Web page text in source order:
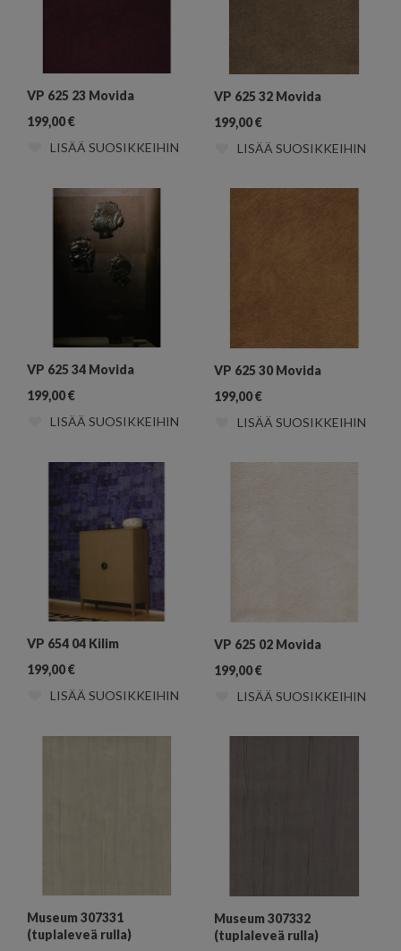
VP 625 23 Movida
199,00€
LISÄÄ SUOSIKKEIHIN
VP 625 32 Movida
199,00€
LISÄÄ SUOSIKKEIHIN
VP 625 34 Movida
199,00€
LISÄÄ SUOSIKKEIHIN
VP 625 30 Movida
199,00€
LISÄÄ SUOSIKKEIHIN
VP 654 04 Kilim
199,00€
LISÄÄ SUOSIKKEIHIN
VP 625 02 Movida
199,00€
LISÄÄ SUOSIKKEIHIN
Museum 307331
(tuplaleveä rulla)
Museum 307332
(tuplaleveä rulla)